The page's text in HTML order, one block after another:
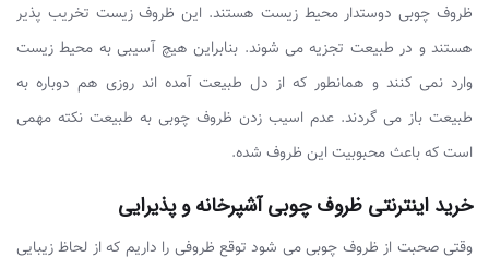
ظروف چوبی دوستدار محیط زیست هستند. این ظروف زیست تخریب پذیر
هستند و در طبیعت تجزیه می شوند. بنابراین هیچ آسیبی به محیط زیست
وارد نمی کنند و همانطور که از دل طبیعت آمده اند روزی هم دوباره به
طبیعت باز می گردند. عدم اسیب زدن ظروف چوبی به طبیعت نکته مهمی
است که باعث محبوبیت این ظروف شده.
خرید اینترنتی ظروف چوبی آشپرخانه و پذیرایی
وقتی صحبت از ظروف چوبی می شود توقع ظروفی را داریم که از لحاظ زیبایی